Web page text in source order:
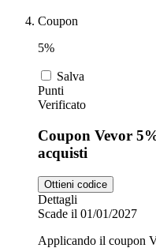
Coupon
5%
Salva
Punti
Verificato
Coupon Vevor
acquisti
Ottieni codice
Dettagli
Scade il 01/01/2027
Applicando il coupon